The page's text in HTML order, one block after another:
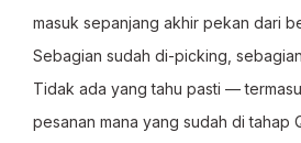
masuk sepanjang akhir pekan dari
Sebagian sudah di-picking,
Tidak ada yang tahu pasti —
pesanan mana yang sudah di tahap